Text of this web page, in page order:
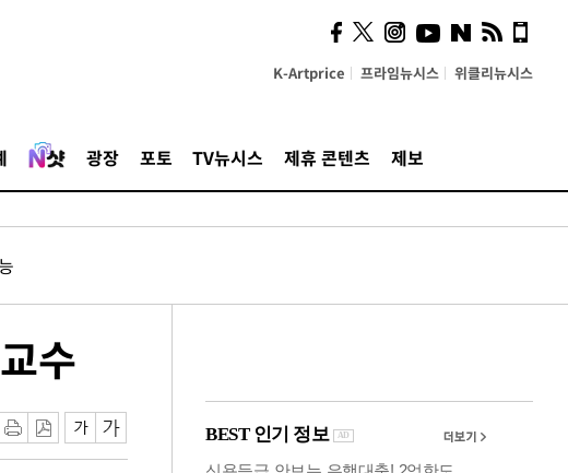
K-Artprice 프라임뉴시스 위클리뉴시스
광장 포토 TV뉴시스 제휴 콘텐츠 제보
수
시, 스마트폰 액세서리에
NFC 더했다